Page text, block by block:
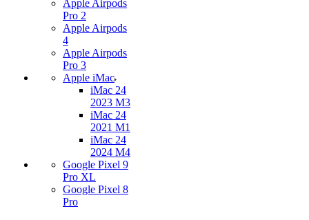
Apple Airpods
Pro 2
Apple Airpods
4
Apple Airpods
Pro 3
Apple iMac
iMac 24
2023 M3
iMac 24
2021 M1
iMac 24
2024 M4
Google Pixel 9
Pro XL
Google Pixel 8
Pro